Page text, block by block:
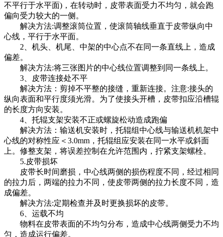
不平行于水平面)，在转动时，皮带表面受力不均匀，就会跑
偏向受力较大的一侧。
解决方法:调整滚筒位置，使滚筒轴线垂直于皮带纵向中
心线，平行于水平面。
2、机头、机尾、中架的中心点不在同一条直线上，造成
偏差。
解决方法:将三张图片的中心线位置调整到同一条线上。
3、皮带连接处不平
解决方法：剪掉不平整的接缝，重新连接。注意:接头的
纵向表面和平行度须光滑。为了使接头开槽，皮带扣应沿槽辊
的长度方向安装。
4、托辊支架安装不正或螺旋松动造成跑偏
解决方法：输送机安装时，托辊组中心线与输送机机架中
心线的对称性应＜3.0mm，托辊组应安装在同一水平或斜面
上。修整支架，将误差控制在允许范围内，拧紧支架螺栓。
5.皮带损坏
皮带长时间磨损，中心线两侧的损伤程度不同，经过相同
的拉力后，两端的拉力不同，使皮带两侧的拉力长度不同，造
成偏差。
解决方法:定期检查并及时更换损坏的皮带。
6、运载不均
物料在皮带表面的不均匀分布，造成中心线两侧受力不均
匀，造成运行偏差。